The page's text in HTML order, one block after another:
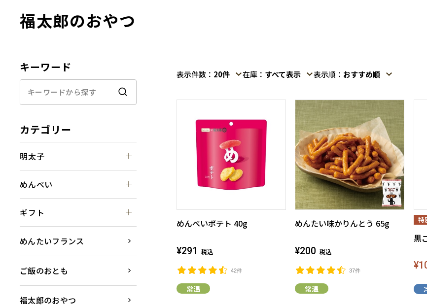
福太郎のおやつ
キーワード
カテゴリー
明太子
めんべい
ギフト
めんたいフランス
ご飯のおとも
福太郎のおやつ
表示件数 20件 在庫 すべて表示 表示順 おすすめ順
めんべいポテト 40g
42件
¥291 税込
常温
めんたい味かりんとう 65g
37件
¥200 税込
常温
黒